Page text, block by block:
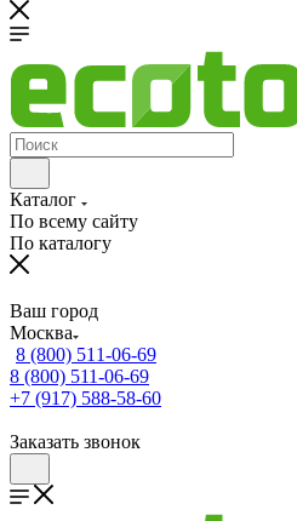
Каталог
По всему сайту
По каталогу
Ваш город
Москва
8 (800) 511-06-69
8 (800) 511-06-69
+7 (917) 588-58-60
Заказать звонок